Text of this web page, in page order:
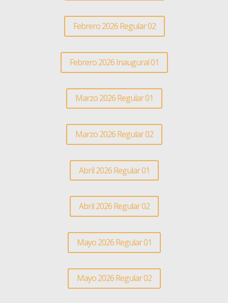
Febrero 2026 Regular 02
Febrero 2026 Inaugural 01
Marzo 2026 Regular 01
Marzo 2026 Regular 02
Abril 2026 Regular 01
Abril 2026 Regular 02
Mayo 2026 Regular 01
Mayo 2026 Regular 02